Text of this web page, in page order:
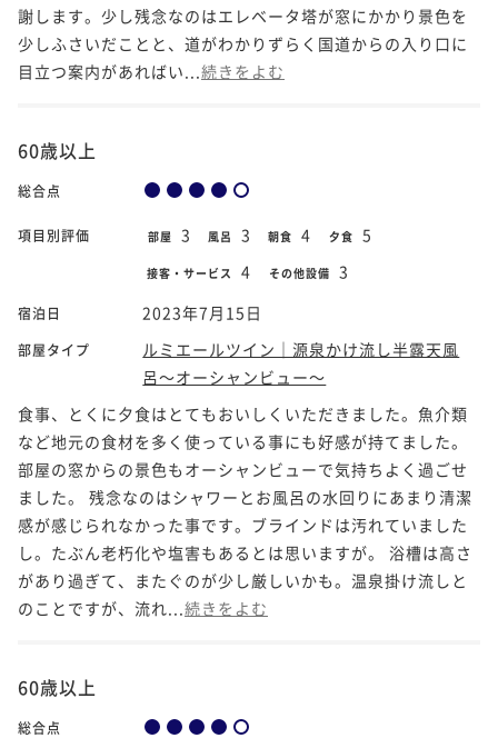
謝します。少し残念なのはエレベータ塔が窓にかかり景色を
少しふさいだことと、道がわかりずらく国道からの入り口に
目立つ案内があればい... 続きをよむ
60歳以上
総合点
項目別評価 部屋 3 風呂 3 朝食 4 夕食 5
接客・サービス 4 その他設備 3
宿泊日 2023年7月15日
部屋タイプ
ルミエールツイン｜源泉かけ流し半露天風
呂～オーシャンビュー～
食事、とくに夕食はとてもおいしくいただきました。魚介類
など地元の食材を多く使っている事にも好感が持てました。
部屋の窓からの景色もオーシャンビューで気持ちよく過ごせ
ました。 残念なのはシャワーとお風呂の水回りにあまり清潔
感が感じられなかった事です。ブラインドは汚れていました
し。たぶん老朽化や塩害もあるとは思いますが。 浴槽は高さ
があり過ぎて、またぐのが少し厳しいかも。温泉掛け流しと
のことですが、流れ... 続きをよむ
60歳以上
総合点